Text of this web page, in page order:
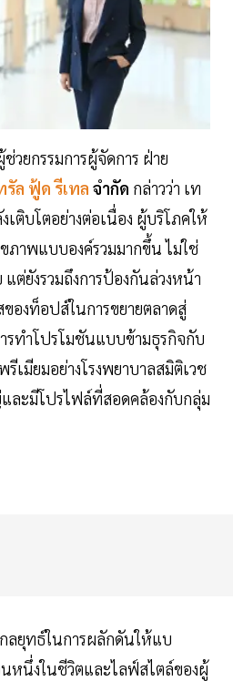
วยกรรมการผู้จัดการ ฝ่าย
รัล ฟู้ด รีเทล จำกัด กล่าวว่า เท
เติบโตอย่างต่อเนื่อง ผู้บริโภคให้
ภาพแบบองค์รวมมากขึ้น ไม่ใช่
ต่ยังรวมถึงการป้องกันล่วงหน้า
องท็อปส์ในการขยายตลาดสู่
ทำโปรโมชันแบบข้ามธุรกิจกับ
เมียมอย่างโรงพยาบาลสมิติเวช
ละมีโปรไฟล์ที่สอดคล้องกับกลุ่ม
ลยุทธ์ในการผลักดันให้แบ
หนึ่งในชีวิตและไลฟ์สไตล์ของผู้